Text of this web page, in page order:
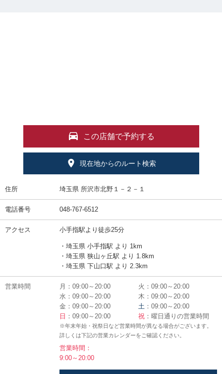
この店舗で予約する
現在地からのルート検索
住所 埼玉県 所沢市北野１－２－１
電話番号 048-767-6512
アクセス 小手指駅より徒歩25分
・埼玉県 小手指駅 より 1km
・埼玉県 狭山ヶ丘駅 より 1.8km
・埼玉県 下山口駅 より 2.3km
営業時間 月：09:00～20:00
火：09:00～20:00
水：09:00～20:00
木：09:00～20:00
金：09:00～20:00
土 ：09:00～20:00
日 ：09:00～20:00 祝 ：曜日通りの営業時間
※年末年始・祝祭日など営業時間が異なる場合がございます。
詳しくは下記の営業カレンダーをご確認ください。
営業時間：
9:00～20:00